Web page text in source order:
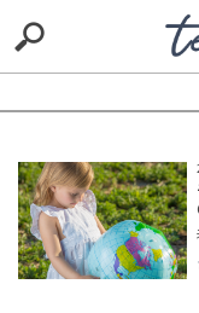
TIE-UP お出かけ
trill nordot